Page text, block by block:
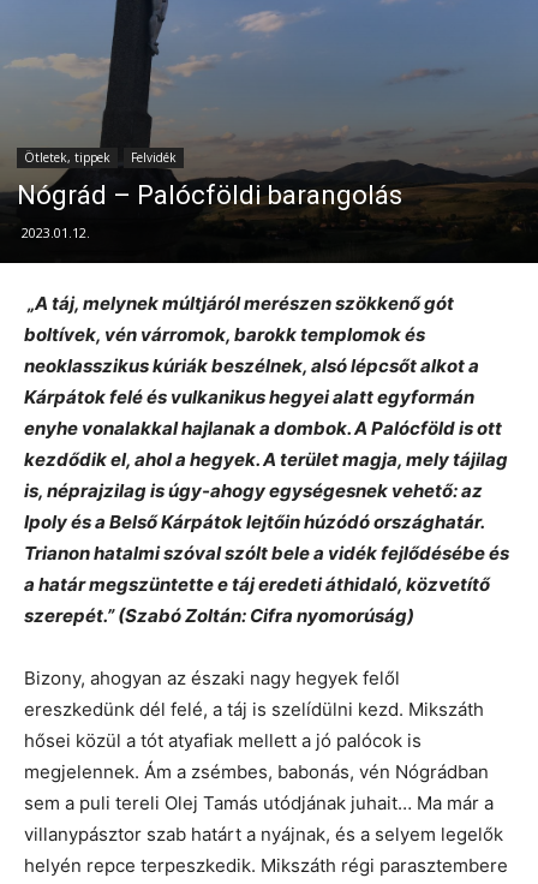
Ötletek, tippek Felvidék
Nógrád – Palócföldi barangolás
2023.01.12.
„A táj, melynek múltjáról merészen szökkenő gót
boltívek, vén várromok, barokk templomok és
neoklasszikus kúriák beszélnek, alsó lépcsőt alkot a
Kárpátok felé és vulkanikus hegyei alatt egyformán
enyhe vonalakkal hajlanak a dombok. A Palócföld is ott
kezdődik el, ahol a hegyek. A terület magja, mely tájilag
is, néprajzilag is úgy-ahogy egységesnek vehető: az
Ipoly és a Belső Kárpátok lejtőin húzódó országhatár.
Trianon hatalmi szóval szólt bele a vidék fejlődésébe és
a határ megszüntette e táj eredeti áthidaló, közvetítő
szerepét.” (Szabó Zoltán: Cifra nyomorúság)
Bizony, ahogyan az északi nagy hegyek felől
ereszkedünk dél felé, a táj is szelídülni kezd. Mikszáth
hősei közül a tót atyafiak mellett a jó palócok is
megjelennek. Ám a zsémbes, babonás, vén Nógrádban
sem a puli tereli Olej Tamás utódjának juhait… Ma már a
villanypásztor szab határt a nyájnak, és a selyem legelők
helyén repce terpeszkedik. Mikszáth régi parasztembere